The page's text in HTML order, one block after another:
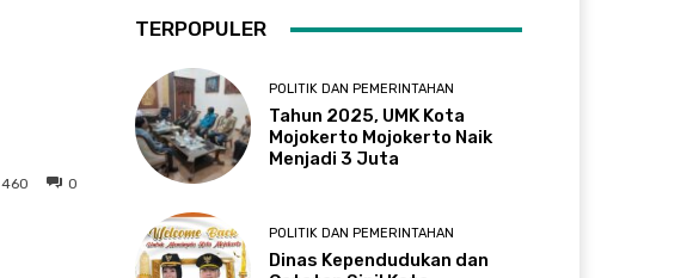
0
460
TERPOPULER
POLITIK DAN PEMERINTAHAN
Tahun 2025, UMK Kota
Mojokerto Mojokerto Naik
Menjadi 3 Juta
POLITIK DAN PEMERINTAHAN
Dinas Kependudukan dan